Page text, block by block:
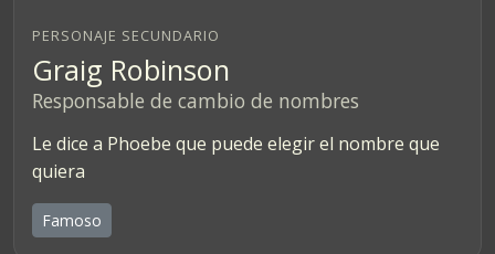
PERSONAJE SECUNDARIO
Graig Robinson
Responsable de cambio de nombres
Le dice a Phoebe que puede elegir el nombre que
quiera
Famoso